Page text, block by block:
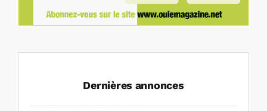
Dernières annonces